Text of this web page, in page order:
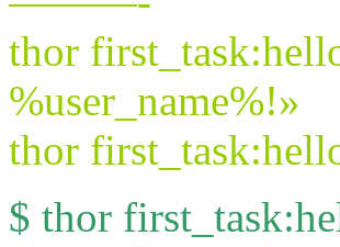
thor
%user_name%!»
thor
$ thor